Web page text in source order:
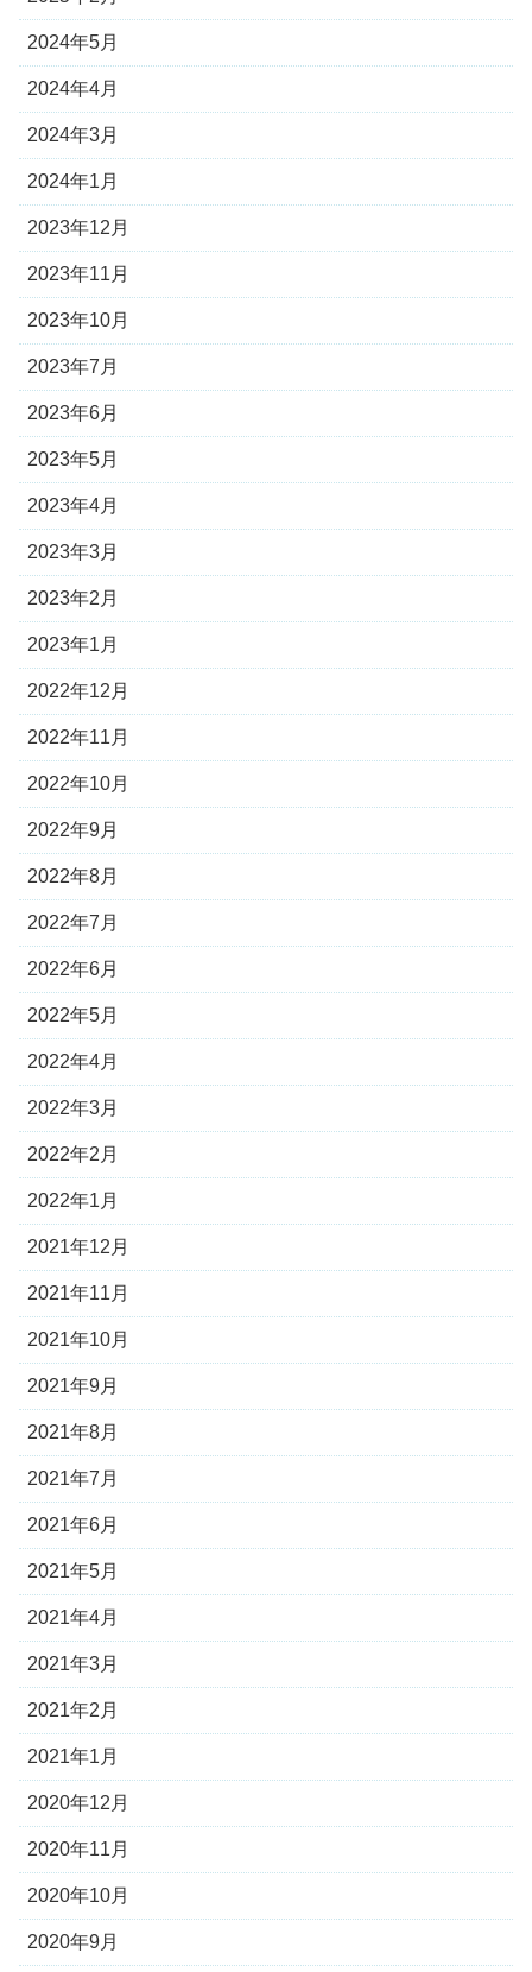
2024年5月
2024年4月
2024年3月
2024年1月
2023年12月
2023年11月
2023年10月
2023年7月
2023年6月
2023年5月
2023年4月
2023年3月
2023年2月
2023年1月
2022年12月
2022年11月
2022年10月
2022年9月
2022年8月
2022年7月
2022年6月
2022年5月
2022年4月
2022年3月
2022年2月
2022年1月
2021年12月
2021年11月
2021年10月
2021年9月
2021年8月
2021年7月
2021年6月
2021年5月
2021年4月
2021年3月
2021年2月
2021年1月
2020年12月
2020年11月
2020年10月
2020年9月